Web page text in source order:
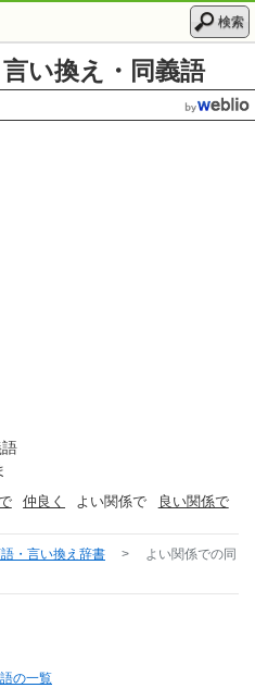
検索
い換え・同義語
仲良く よい関係で 良い関係で
・言い換え辞書 > よい関係での同
の一覧